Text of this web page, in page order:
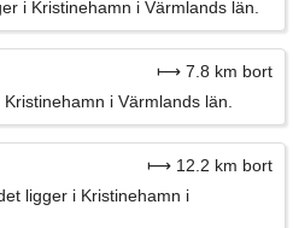
i Kristinehamn i Värmlands län.
⟼ 7.8 km bort
i Värmlands län.
⟼ 12.2 km bort
ligger i Kristinehamn i